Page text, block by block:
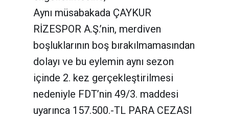
Aynı müsabakada ÇAYKUR
RİZESPOR A.Ş.’nin, merdiven
boşluklarının boş bırakılmamasından
dolayı ve bu eylemin aynı sezon
içinde 2. kez gerçekleştirilmesi
nedeniyle FDT’nin 49/3. maddesi
uyarınca 157.500.-TL PARA CEZASI